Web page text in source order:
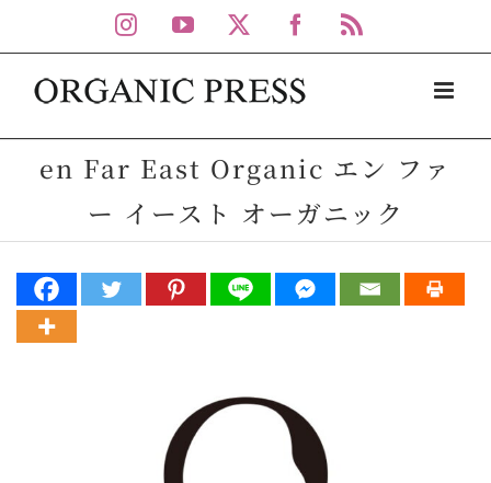
to
content
Instagram
YouTube Facebook
en Far East Organic エン ファ
ー イースト オーガニック